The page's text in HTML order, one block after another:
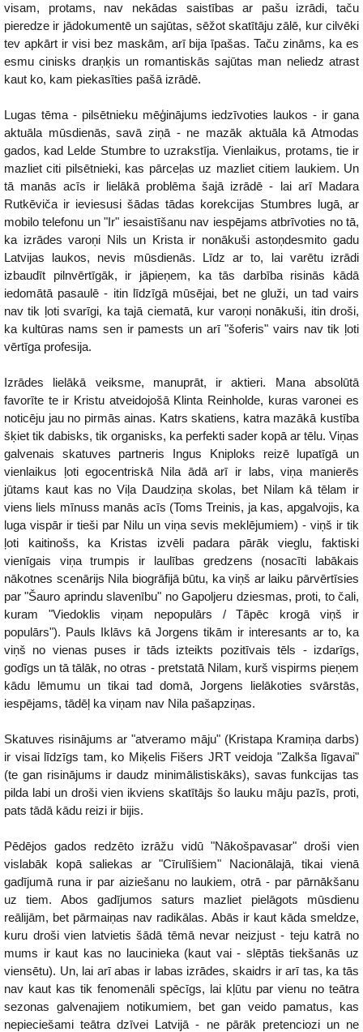
visam, protams, nav nekādas saistības ar pašu izrādi, taču
pieredze ir jādokumentē un sajūtas, sēžot skatītāju zālē, kur cilvēki
tev apkārt ir visi bez maskām, arī bija īpašas. Taču zināms, ka es
esmu cinisks draņķis un romantiskās sajūtas man neliedz atrast
kaut ko, kam piekasīties pašā izrādē.
Lugas tēma - pilsētnieku mēģinājums iedzīvoties laukos - ir gana
aktuāla mūsdienās, savā ziņā - ne mazāk aktuāla kā Atmodas
gados, kad Lelde Stumbre to uzrakstīja. Vienlaikus, protams, tie ir
mazliet citi pilsētnieki, kas pārceļas uz mazliet citiem laukiem. Un
tā manās acīs ir lielākā problēma šajā izrādē - lai arī Madara
Rutkēviča ir ieviesusi šādas tādas korekcijas Stumbres lugā, ar
mobilo telefonu un "Ir" iesaistīšanu nav iespējams atbrīvoties no tā,
ka izrādes varoņi Nils un Krista ir nonākuši astoņdesmito gadu
Latvijas laukos, nevis mūsdienās. Līdz ar to, lai varētu izrādi
izbaudīt pilnvērtīgāk, ir jāpieņem, ka tās darbība risinās kādā
iedomātā pasaulē - itin līdzīgā mūsējai, bet ne gluži, un tad vairs
nav tik ļoti svarīgi, ka tajā ciematā, kur varoņi nonākuši, itin droši,
ka kultūras nams sen ir pamests un arī "šoferis" vairs nav tik ļoti
vērtīga profesija.
Izrādes lielākā veiksme, manuprāt, ir aktieri. Mana absolūtā
favorīte te ir Kristu atveidojošā Klinta Reinholde, kuras varonei es
noticēju jau no pirmās ainas. Katrs skatiens, katra mazākā kustība
šķiet tik dabisks, tik organisks, ka perfekti sader kopā ar tēlu. Viņas
galvenais skatuves partneris Ingus Kniploks reizē lupatīgā un
vienlaikus ļoti egocentriskā Nila ādā arī ir labs, viņa manierēs
jūtams kaut kas no Viļa Daudziņa skolas, bet Nilam kā tēlam ir
viens liels mīnuss manās acīs (Toms Treinis, ja kas, apgalvojis, ka
luga vispār ir tieši par Nilu un viņa sevis meklējumiem) - viņš ir tik
ļoti kaitinošs, ka Kristas izvēli padara pārāk vieglu, faktiski
vienīgais viņa trumpis ir laulības gredzens (nosacīti labākais
nākotnes scenārijs Nila biogrāfijā būtu, ka viņš ar laiku pārvērtīsies
par "Šauro aprindu slavenību" no Gapoljeru dziesmas, proti, to čali,
kuram "Viedoklis viņam nepopulārs / Tāpēc krogā viņš ir
populārs"). Pauls Iklāvs kā Jorgens tikām ir interesants ar to, ka
viņš no vienas puses ir tāds izteikts pozitīvais tēls - izdarīgs,
godīgs un tā tālāk, no otras - pretstatā Nilam, kurš vispirms pieņem
kādu lēmumu un tikai tad domā, Jorgens lielākoties svārstās,
iespējams, tādēļ ka viņam nav Nila pašapziņas.
Skatuves risinājums ar "atveramo māju" (Kristapa Kramiņa darbs)
ir visai līdzīgs tam, ko Miķelis Fišers JRT veidoja "Zalkša līgavai"
(te gan risinājums ir daudz minimālistiskāks), savas funkcijas tas
pilda labi un droši vien ikviens skatītājs šo lauku māju pazīs, proti,
pats tādā kādu reizi ir bijis.
Pēdējos gados redzēto izrāžu vidū "Nākošpavasar" droši vien
vislabāk kopā saliekas ar "Cīrulīšiem" Nacionālajā, tikai vienā
gadījumā runa ir par aiziešanu no laukiem, otrā - par pārnākšanu
uz tiem. Abos gadījumos saturs mazliet pielāgots mūsdienu
reālijām, bet pārmaiņas nav radikālas. Abās ir kaut kāda smeldze,
kuru droši vien latvietis šādā tēmā nevar neizjust - teju katrā no
mums ir kaut kas no laucinieka (kaut vai - slēptās tiekšanās uz
viensētu). Un, lai arī abas ir labas izrādes, skaidrs ir arī tas, ka tās
nav kaut kas tik fenomenāli spēcīgs, lai kļūtu par vienu no teātra
sezonas galvenajiem notikumiem, bet gan veido pamatus, kas
nepieciešami teātra dzīvei Latvijā - ne pārāk pretenciozi un ne